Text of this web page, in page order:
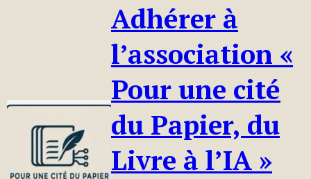
Adhérer à
l’association «
Pour une cité
du Papier, du
Livre à l’IA »